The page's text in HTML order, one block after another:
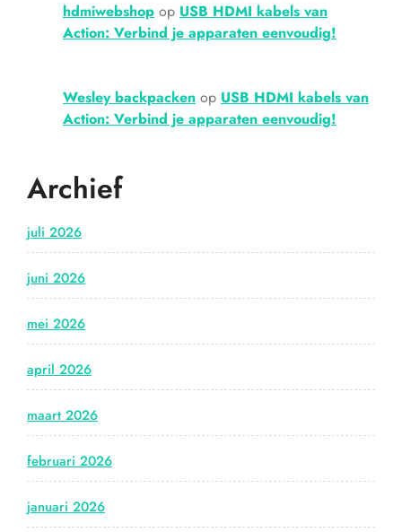
hdmiwebshop op USB HDMI kabels van
Action: Verbind je apparaten eenvoudig!
Wesley backpacken op USB HDMI kabels van
Action: Verbind je apparaten eenvoudig!
Archief
juli 2026
juni 2026
mei 2026
april 2026
maart 2026
februari 2026
januari 2026